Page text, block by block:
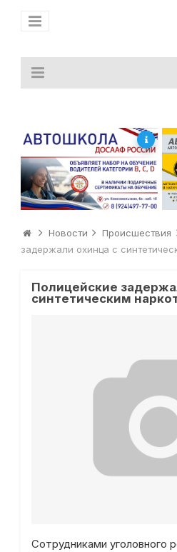
Новости Происшествия
задержали охинца с
Полицейские
синтетическим
Сотрудниками уголовного